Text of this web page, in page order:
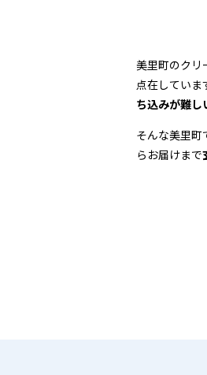
美里町のクリ
点在していま
ち込みが難し
そんな美里町
らお届けまで